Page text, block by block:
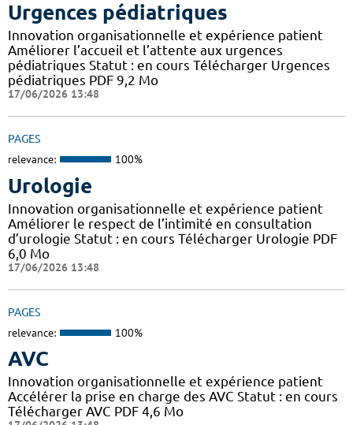
Urgences pédiatriques
Innovation organisationnelle et expérience patient
Améliorer l’accueil et l’attente aux urgences
pédiatriques Statut : en cours Télécharger Urgences
pédiatriques PDF 9,2 Mo
17/06/2026 13:48
PAGES
relevance: 100%
Urologie
Innovation organisationnelle et expérience patient
Améliorer le respect de l’intimité en consultation
d’urologie Statut : en cours Télécharger Urologie PDF
6,0 Mo
17/06/2026 13:48
PAGES
relevance: 100%
AVC
Innovation organisationnelle et expérience patient
Accélérer la prise en charge des AVC Statut : en cours
Télécharger AVC PDF 4,6 Mo